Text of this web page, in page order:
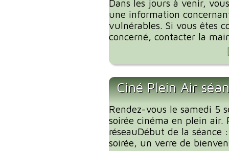
Dans les jours à venir,
une information
vulnérables. Si vous êtes
concerné, contacter la
Ciné Plein Air
Rendez-vous le samedi 5
soirée cinéma en plein
réseauDébut de la
soirée, un verre de